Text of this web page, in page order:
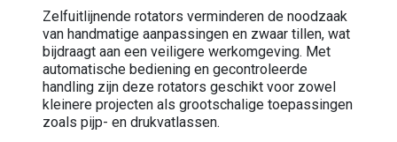
Zelfuitlijnende rotators verminderen de noodzaak
van handmatige aanpassingen en zwaar tillen, wat
bijdraagt aan een veiligere werkomgeving. Met
automatische bediening en gecontroleerde
handling zijn deze rotators geschikt voor zowel
kleinere projecten als grootschalige toepassingen
zoals pijp- en drukvatlassen.